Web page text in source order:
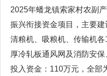
2025年蟠龙镇索家村农副
振兴衔接资金项目，主要
清粮机、吸粮机、传输机
厚冷轧板通风网及消防安保
投入资金：110万元，全部